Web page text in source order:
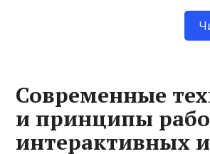
Современные
и принципы
интерактивных и